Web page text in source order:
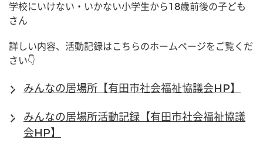
学校にいけない・いかない小学生から18歳前後の子ども
さん
詳しい内容、活動記録はこちらのホームページをご覧くだ
さい👇
みんなの居場所【有田市社会福祉協議会HP】
みんなの居場所活動記録【有田市社会福祉協議
会HP】